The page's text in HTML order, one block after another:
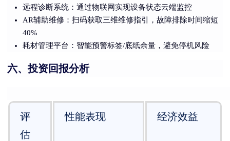
远程诊断系统：通过物联网实现设备状态云端监控
AR辅助维修：扫码获取三维维修指引，故障排除时间缩短
40%
耗材管理平台：智能预警标签/底纸余量，避免停机风险
六、投资回报分析
评
估
性能表现 经济效益